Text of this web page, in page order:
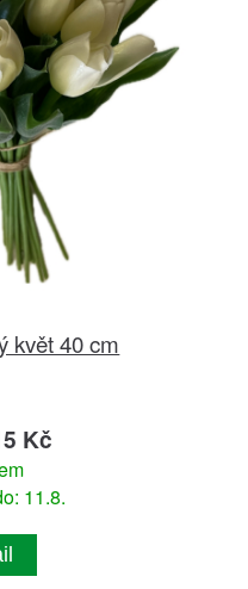
květ 40 cm
Kč
11.8.